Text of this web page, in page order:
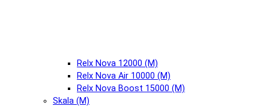
Relx Nova 12000 (М)
Relx Nova Air 10000 (М)
Relx Nova Boost 15000 (М)
Skala (М)